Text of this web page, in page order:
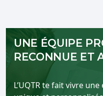
UNE ÉQUIPE
RECONNUE ET
L’UQTR te fait vivre